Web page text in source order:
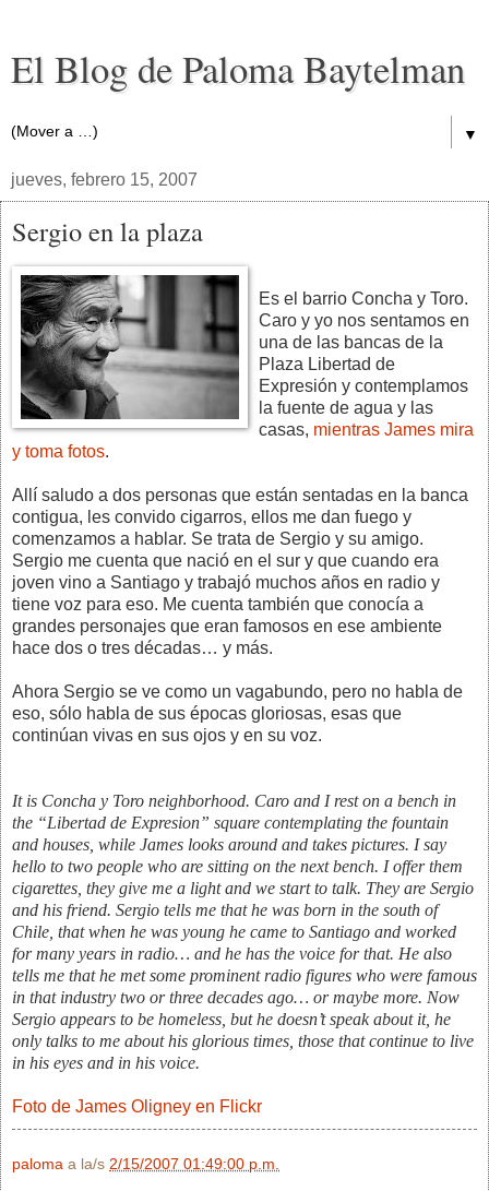
El Blog de Paloma Baytelman
▼
jueves, febrero 15, 2007
Sergio en la plaza
Es el barrio Concha y Toro.
Caro y yo nos sentamos en
una de las bancas de la
Plaza Libertad de
Expresión y contemplamos
la fuente de agua y las
casas, mientras James mira
y toma fotos.
Allí saludo a dos personas que están sentadas en la banca
contigua, les convido cigarros, ellos me dan fuego y
comenzamos a hablar. Se trata de Sergio y su amigo.
Sergio me cuenta que nació en el sur y que cuando era
joven vino a Santiago y trabajó muchos años en radio y
tiene voz para eso. Me cuenta también que conocía a
grandes personajes que eran famosos en ese ambiente
hace dos o tres décadas… y más.
Ahora Sergio se ve como un vagabundo, pero no habla de
eso, sólo habla de sus épocas gloriosas, esas que
continúan vivas en sus ojos y en su voz.
It is Concha y Toro neighborhood. Caro and I rest on a bench in
the “Libertad de Expresion” square contemplating the fountain
and houses, while James looks around and takes pictures. I say
hello to two people who are sitting on the next bench. I offer them
cigarettes, they give me a light and we start to talk. They are Sergio
and his friend. Sergio tells me that he was born in the south of
Chile, that when he was young he came to Santiago and worked
for many years in radio… and he has the voice for that. He also
tells me that he met some prominent radio figures who were famous
in that industry two or three decades ago… or maybe more. Now
Sergio appears to be homeless, but he doesn’t speak about it, he
only talks to me about his glorious times, those that continue to live
in his eyes and in his voice.
Foto de James Oligney en Flickr
paloma a la/s 2/15/2007 01:49:00 p.m.